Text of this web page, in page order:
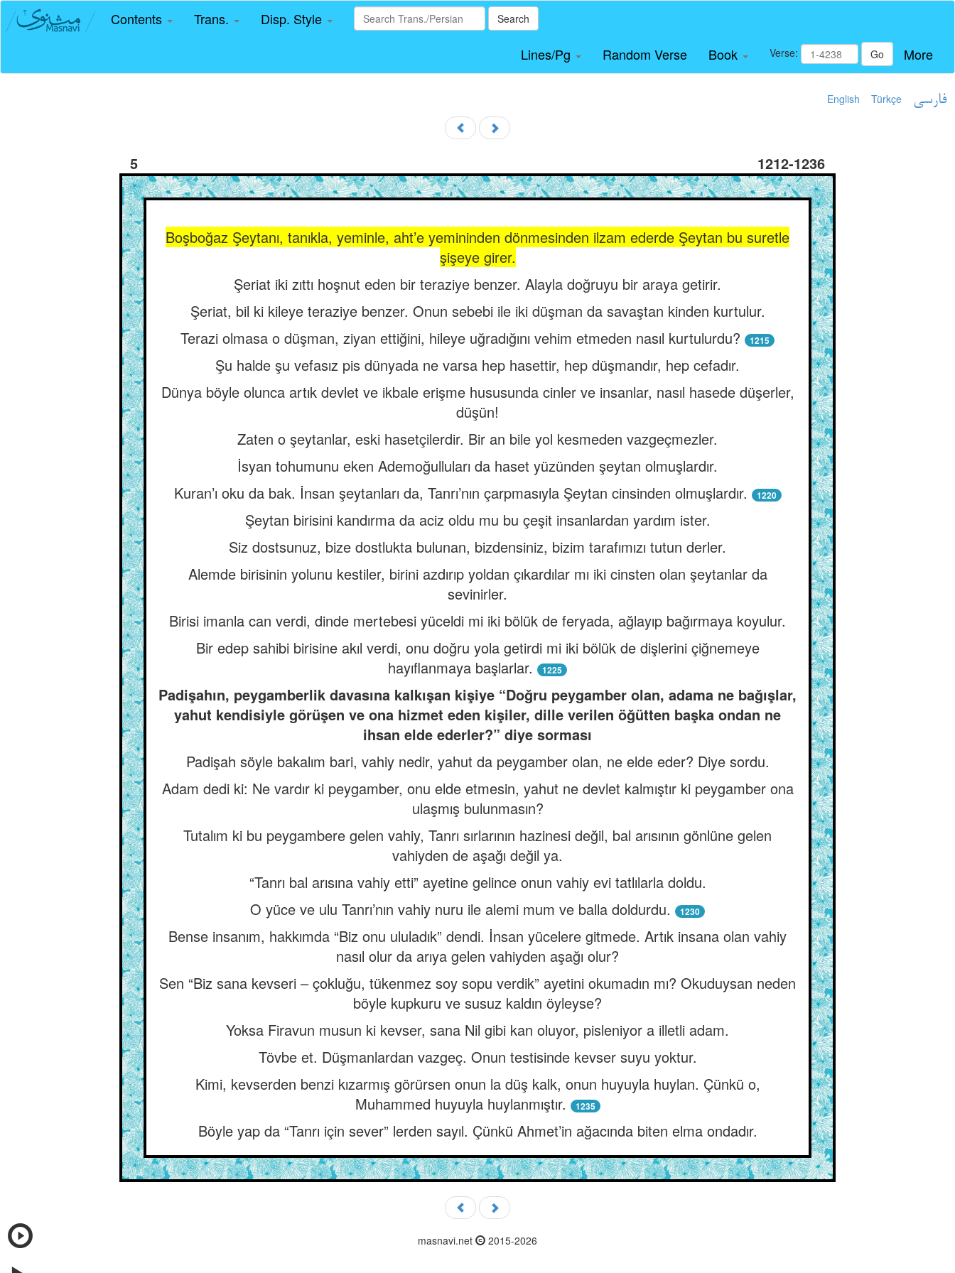
Contents Trans. Disp. Style Search
Lines/Pg Random Verse Book Verse: Go More
English Türkçe فارسی
5 1212-1236
Boşboğaz Şeytanı, tanıkla, yeminle, aht’e yemininden dönmesinden ilzam ederde Şeytan bu suretle
şişeye girer.
Şeriat iki zıttı hoşnut eden bir teraziye benzer. Alayla doğruyu bir araya getirir.
Şeriat, bil ki kileye teraziye benzer. Onun sebebi ile iki düşman da savaştan kinden kurtulur.
Terazi olmasa o düşman, ziyan ettiğini, hileye uğradığını vehim etmeden nasıl kurtulurdu?
1215
Şu halde şu vefasız pis dünyada ne varsa hep hasettir, hep düşmandır, hep cefadır.
Dünya böyle olunca artık devlet ve ikbale erişme hususunda cinler ve insanlar, nasıl hasede düşerler,
düşün!
Zaten o şeytanlar, eski hasetçilerdir. Bir an bile yol kesmeden vazgeçmezler.
İsyan tohumunu eken Ademoğulluları da haset yüzünden şeytan olmuşlardır.
Kuran’ı oku da bak. İnsan şeytanları da, Tanrı’nın çarpmasıyla Şeytan cinsinden olmuşlardır.
1220
Şeytan birisini kandırma da aciz oldu mu bu çeşit insanlardan yardım ister.
Siz dostsunuz, bize dostlukta bulunan, bizdensiniz, bizim tarafımızı tutun derler.
Alemde birisinin yolunu kestiler, birini azdırıp yoldan çıkardılar mı iki cinsten olan şeytanlar da
sevinirler.
Birisi imanla can verdi, dinde mertebesi yüceldi mi iki bölük de feryada, ağlayıp bağırmaya koyulur.
Bir edep sahibi birisine akıl verdi, onu doğru yola getirdi mi iki bölük de dişlerini çiğnemeye
hayıflanmaya başlarlar.
1225
Padişahın, peygamberlik davasına kalkışan kişiye “Doğru peygamber olan, adama ne bağışlar,
yahut kendisiyle görüşen ve ona hizmet eden kişiler, dille verilen öğütten başka ondan ne
ihsan elde ederler?” diye sorması
Padişah söyle bakalım bari, vahiy nedir, yahut da peygamber olan, ne elde eder? Diye sordu.
Adam dedi ki: Ne vardır ki peygamber, onu elde etmesin, yahut ne devlet kalmıştır ki peygamber ona
ulaşmış bulunmasın?
Tutalım ki bu peygambere gelen vahiy, Tanrı sırlarının hazinesi değil, bal arısının gönlüne gelen
vahiyden de aşağı değil ya.
“Tanrı bal arısına vahiy etti” ayetine gelince onun vahiy evi tatlılarla doldu.
O yüce ve ulu Tanrı’nın vahiy nuru ile alemi mum ve balla doldurdu.
1230
Bense insanım, hakkımda “Biz onu ululadık” dendi. İnsan yücelere gitmede. Artık insana olan vahiy
nasıl olur da arıya gelen vahiyden aşağı olur?
Sen “Biz sana kevseri – çokluğu, tükenmez soy sopu verdik” ayetini okumadın mı? Okuduysan neden
böyle kupkuru ve susuz kaldın öyleyse?
Yoksa Firavun musun ki kevser, sana Nil gibi kan oluyor, pisleniyor a illetli adam.
Tövbe et. Düşmanlardan vazgeç. Onun testisinde kevser suyu yoktur.
Kimi, kevserden benzi kızarmış görürsen onun la düş kalk, onun huyuyla huylan. Çünkü o,
Muhammed huyuyla huylanmıştır.
1235
Böyle yap da “Tanrı için sever” lerden sayıl. Çünkü Ahmet’in ağacında biten elma ondadır.
masnavi.net 2015-2026